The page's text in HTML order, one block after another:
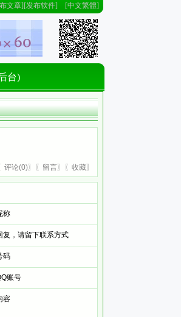
文章][发布软件] [中文繁體]
台)
评论(0)〗〖 留言〗〖 收藏〗
称
复，请留下联系方式
码
账号
容